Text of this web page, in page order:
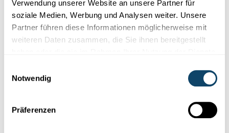
Verwendung unserer Website an unsere Partner für
soziale Medien, Werbung und Analysen weiter. Unsere
Partner führen diese Informationen möglicherweise mit
weiteren Daten zusammen, die Sie ihnen bereitgestellt
Notwendig
Präferenzen
Forschung in Luxemburg
SPEZIFESCH SPROOCHENTWÉCKLUNGSSTÉIERUNG (SSES)
LEARN erklärt eis wat eng spezifesch
gëtt a wat d’Ursaac...